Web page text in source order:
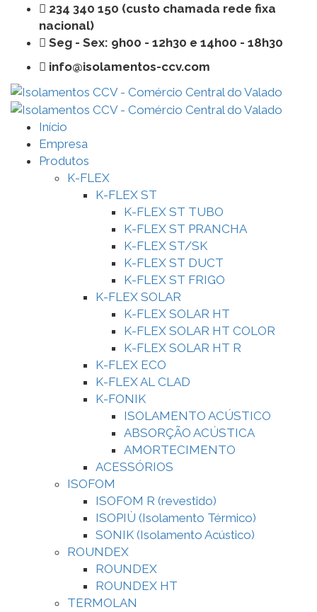
234 340 150 (custo chamada rede fixa
nacional)
Seg - Sex: 9h00 - 12h30 e 14h00 - 18h30
info@isolamentos-ccv.com
Início
Empresa
Produtos
K-FLEX
K-FLEX ST
K-FLEX ST TUBO
K-FLEX ST PRANCHA
K-FLEX ST/SK
K-FLEX ST DUCT
K-FLEX ST FRIGO
K-FLEX SOLAR
K-FLEX SOLAR HT
K-FLEX SOLAR HT COLOR
K-FLEX SOLAR HT R
K-FLEX ECO
K-FLEX AL CLAD
K-FONIK
ISOLAMENTO ACÚSTICO
ABSORÇÃO ACÚSTICA
AMORTECIMENTO
ACESSÓRIOS
ISOFOM
ISOFOM R (revestido)
ISOPIÙ (Isolamento Térmico)
SONIK (Isolamento Acústico)
ROUNDEX
ROUNDEX
ROUNDEX HT
TERMOLAN